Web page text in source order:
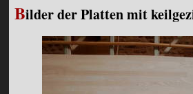
Bilder der Platten mit